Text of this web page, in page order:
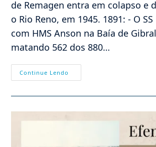
de Remagen entra em colapso e
o Rio Reno, em 1945. 1891: - O
com HMS Anson na Baía de
matando 562 dos 880…
Continue Lendo
–